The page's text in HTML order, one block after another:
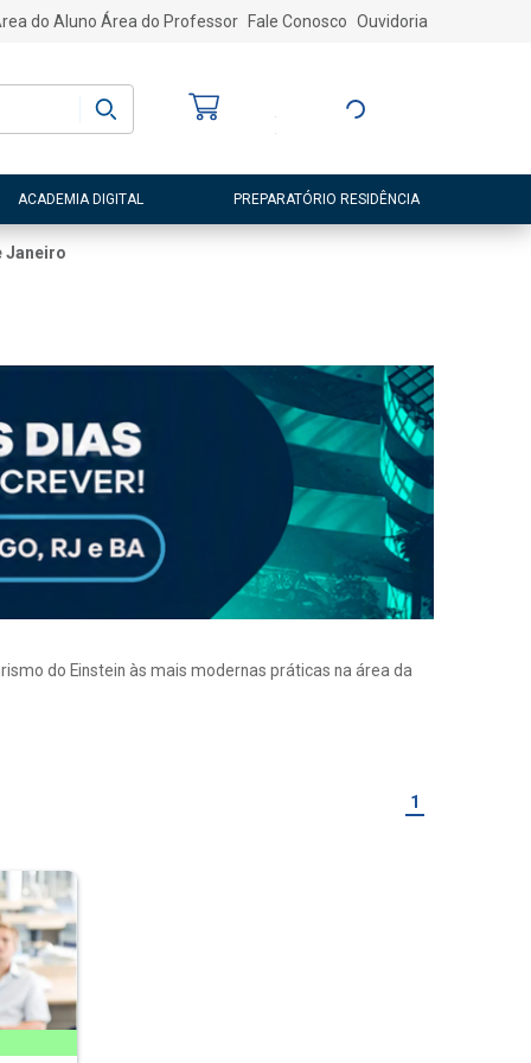
do Aluno Área do Professor Fale Conosco Ouvidoria
Entre ou Cadastre-
ACADEMIA DIGITAL PREPARATÓRIO RESIDÊNCIA
Janeiro
do Einstein às mais modernas práticas na área da
1